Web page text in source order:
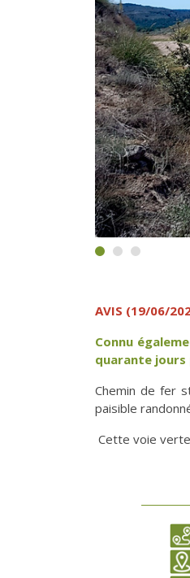
AVIS (19/06/
Connu
quarante
Chemin de fer
paisible
Cette voie